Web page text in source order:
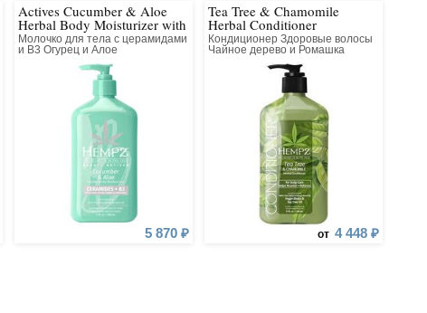
Actives Cucumber & Aloe
Herbal Body Moisturizer with
Ceramides + B3
Молочко для тела с церамидами
и В3 Огурец и Алое
5 870 ₽
Tea Tree & Chamomile
Herbal Conditioner
Кондиционер Здоровые волосы
Чайное дерево и Ромашка
от 4 448 ₽